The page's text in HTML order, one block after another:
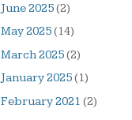
June 2025(2)
May 2025(14)
March 2025(2)
January 2025(1)
February 2021 (2)